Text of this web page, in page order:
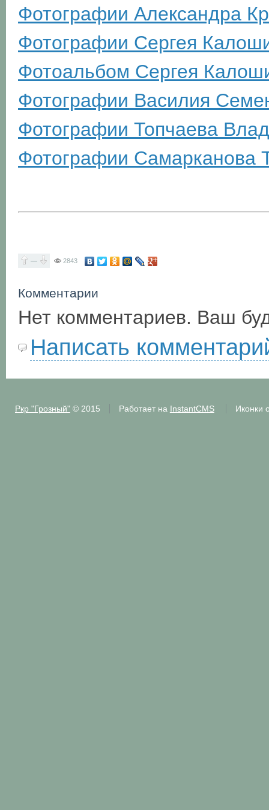
Фотографии Александра
Фотографии Сергея
Фотоальбом Сергея
Фотографии Василия
Фотографии Топчаева
Фотографии Самарканова
— 2843
Комментарии
Нет комментариев. Ваш
Написать
Ркр "Грозный"© 2015 Работает на InstantCMS Иконки